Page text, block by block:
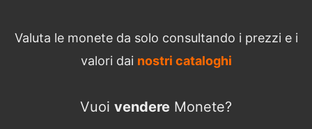
Valuta le monete da solo consultando i prezzi e i
valori dai nostri cataloghi
Vuoi vendere Monete?